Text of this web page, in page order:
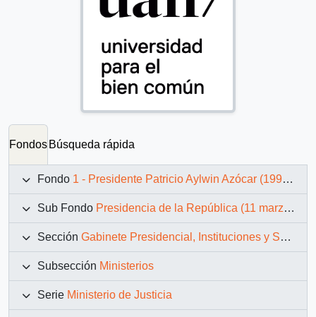
Fondos Búsqueda rápida
Fondo 1 - Presidente Patricio Aylwin Azócar (1990-1994)
Sub Fondo Presidencia de la República (11 marzo 1990 – 11 marzo 1994)
Sección Gabinete Presidencial, Instituciones y Servicios
Subsección Ministerios
Serie Ministerio de Justicia